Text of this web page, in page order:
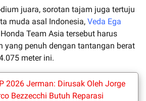
juara, sorotan tajam juga tertuju
muda asal Indonesia, Veda Ega
Team Asia tersebut harus
yang penuh dengan tantangan berat
meter ini.
2026 Jerman: Dirusak Oleh Jorge
Bezzecchi Butuh Reparasi